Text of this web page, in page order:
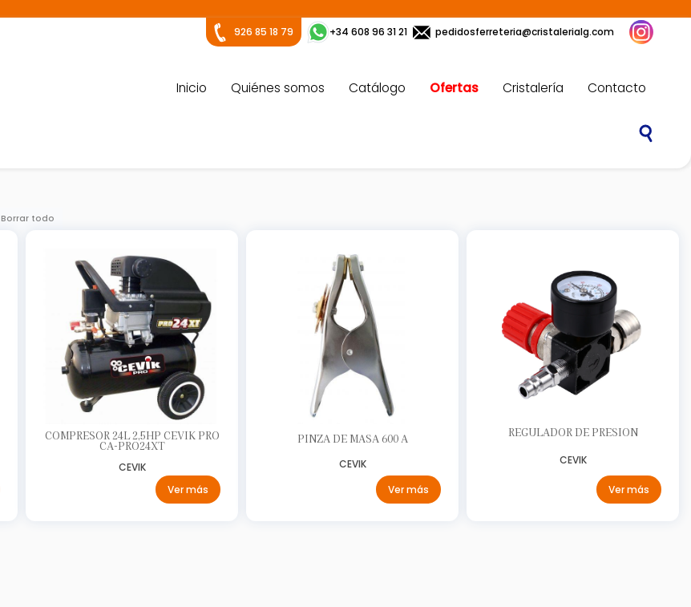
926 85 18 79 +34 608 96 31 21 pedidosferreteria@cristalerialg.com
Inicio Quiénes somos Catálogo Ofertas Cristalería Contacto
Borrar todo
COMPRESOR 24L 2,5HP CEVIK PRO
CA-PRO24XT
CEVIK
Ver más
PINZA DE MASA 600 A
CEVIK
Ver más
REGULADOR DE PRESION
CEVIK
Ver más